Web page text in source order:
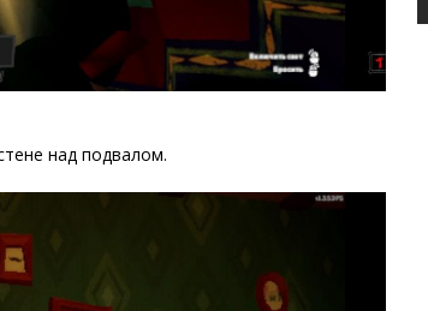
над подвалом.